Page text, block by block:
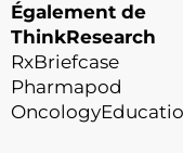
Également de
ThinkResearch
RxBriefcase
Pharmapod